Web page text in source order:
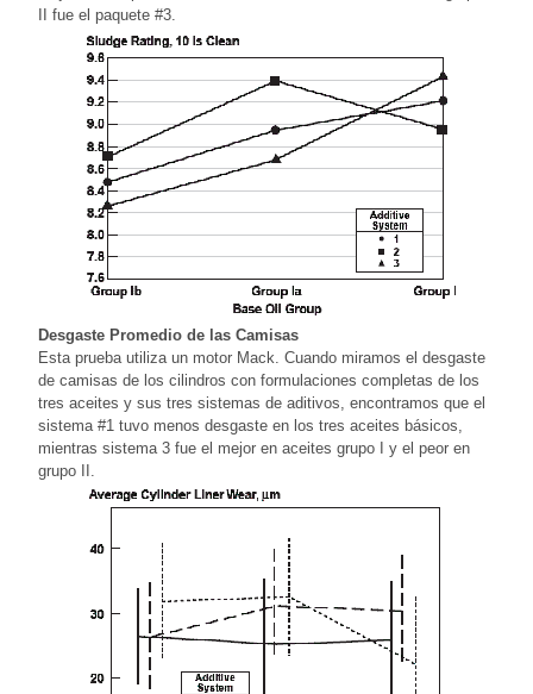
II fue el paquete #3.
Desgaste Promedio de las Camisas
Esta prueba utiliza un motor Mack. Cuando miramos el desgaste
de camisas de los cilindros con formulaciones completas de los
tres aceites y sus tres sistemas de aditivos, encontramos que el
sistema #1 tuvo menos desgaste en los tres aceites básicos,
mientras sistema 3 fue el mejor en aceites grupo I y el peor en
grupo II.